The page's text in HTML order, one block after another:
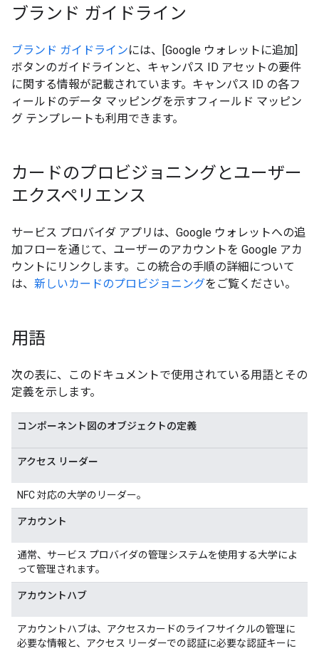
ブランド ガイドライン
ブランド ガイドラインには、[Google ウォレットに追加]
ボタンのガイドラインと、キャンパス ID アセットの要件
に関する情報が記載されています。キャンパス ID の各フ
ィールドのデータ マッピングを示すフィールド マッピン
グ テンプレートも利用できます。
カードのプロビジョニングとユーザー
エクスペリエンス
サービス プロバイダ アプリは、Google ウォレットへの追
加フローを通じて、ユーザーのアカウントを Google アカ
ウントにリンクします。この統合の手順の詳細について
は、 新しいカードのプロビジョニングをご覧ください。
用語
次の表に、このドキュメントで使用されている用語とその
定義を示します。
コンポーネント図のオブジェクトの定義
アクセス リーダー
NFC 対応の大学のリーダー。
アカウント
通常、サービス プロバイダの管理システムを使用する大学によ
って管理されます。
アカウントハブ
アカウントハブは、アクセスカードのライフサイクルの管理に
必要な情報と、アクセス リーダーでの認証に必要な認証キーに